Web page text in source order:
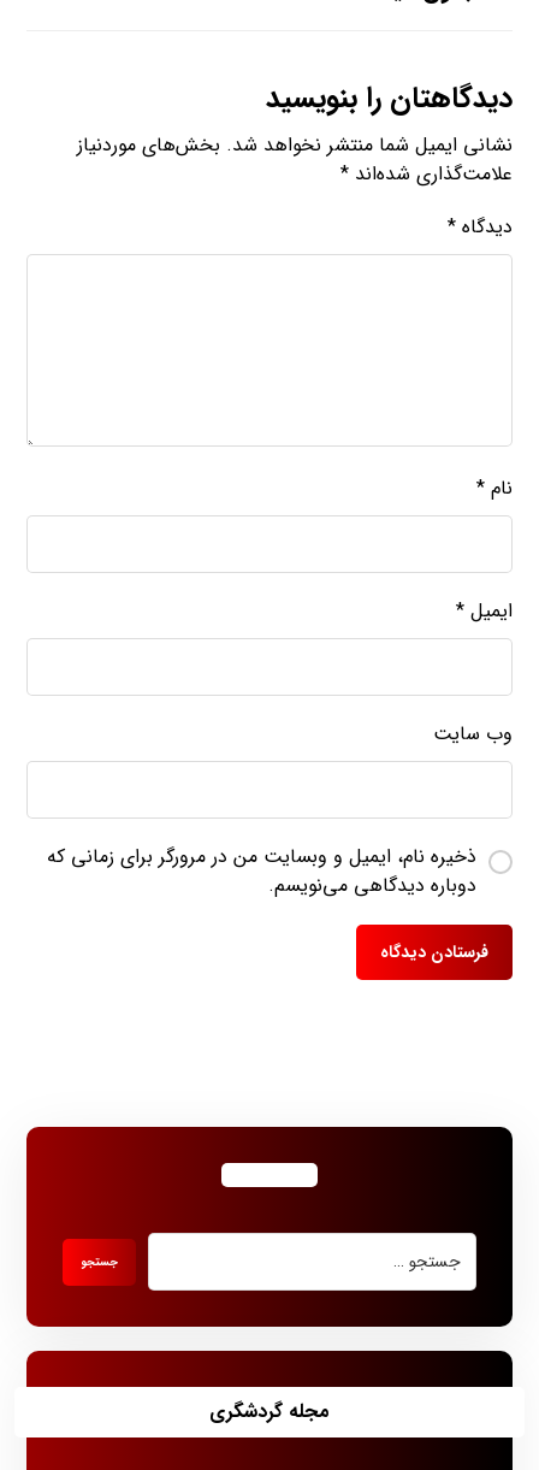
دیدگاهتان را بنویسید
نشانی ایمیل شما منتشر نخواهد شد. بخش‌های موردنیاز
علامت‌گذاری شده‌اند*
دیدگاه*
نام*
ایمیل*
وب‌ سایت
ذخیره نام، ایمیل و وبسایت من در مرورگر برای زمانی که
دوباره دیدگاهی می‌نویسم.
مجله گردشگری